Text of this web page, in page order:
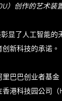
）创作的艺术装
彰显了人工智能
新科技的承诺。
巴巴创业者基
港科技园公司